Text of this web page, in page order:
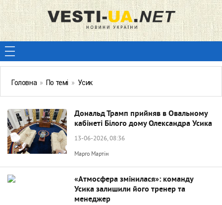
Головна » По темі » Усик
Дональд Трамп прийняв в Овальному
кабінеті Білого дому Олександра Усика
13-06-2026, 08:36
Марго Мартін
«Атмосфера змінилася»: команду
Усика залишили його тренер та
менеджер